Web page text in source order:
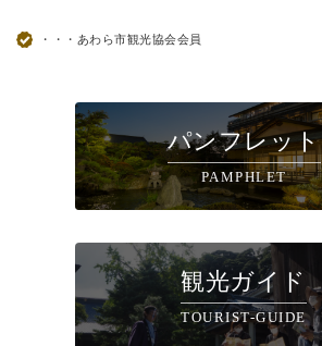
・・・あわら市観光協会会員
パンフレット
PAMPHLET
観光ガイド
TOURIST-GUIDE